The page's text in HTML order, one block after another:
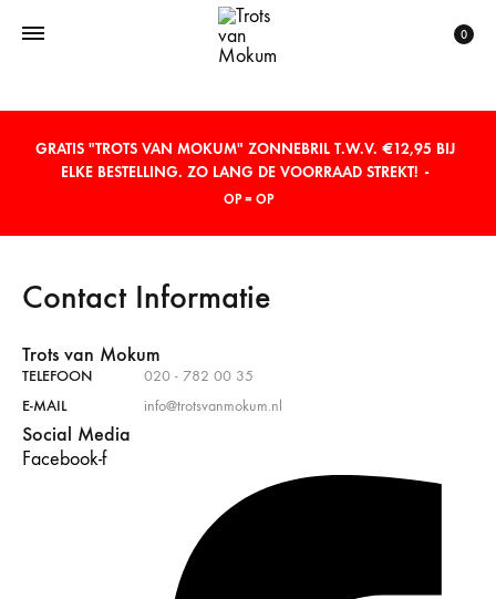
Cart
0
GRATIS "TROTS VAN MOKUM" ZONNEBRIL T.W.V. €12,95 BIJ
ELKE BESTELLING. ZO LANG DE VOORRAAD STREKT!
OP = OP
Contact Informatie
Trots van Mokum
TELEFOON
020 - 782 00 35
E-MAIL
info@trotsvanmokum.nl
Social Media
Facebook-f